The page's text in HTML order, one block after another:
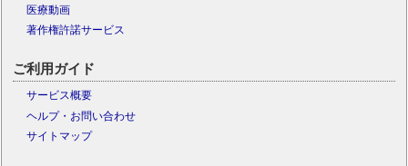
医療動画
著作権許諾サービス
ご利用ガイド
サービス概要
ヘルプ・お問い合わせ
サイトマップ